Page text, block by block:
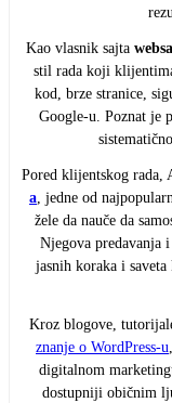
Kao vlasnik sajta
stil rada koji
kod, brze stranice,
Google-u. Poznat je
Pored klijentskog rada,
a, jedne od
žele da nauče da
Njegova predavanja
jasnih koraka i
Kroz blogove,
znanje o WordPress-u
digitalnom
dostupniji običnim